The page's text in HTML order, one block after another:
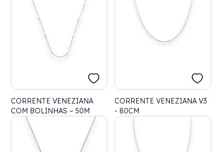
CORRENTE VENEZIANA
COM BOLINHAS – 50M
CORRENTE VENEZIANA V3
- 80CM